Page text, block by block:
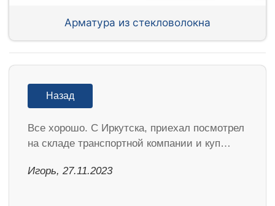
Арматура из стекловолокна
Назад
Все хорошо. С Иркутска, приехал посмотрел
на складе транспортной компании и куп…
Игорь, 27.11.2023